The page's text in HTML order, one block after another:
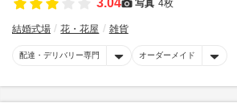
3.04 写真 4枚
結婚式場 花・花屋 雑貨
配達・デリバリー専門 オーダーメイド